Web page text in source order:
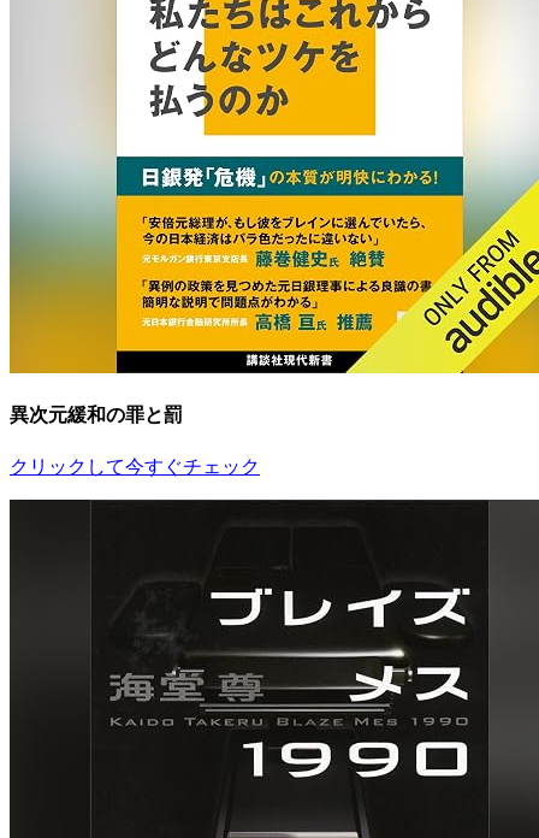
異次元緩和の罪と罰
クリックして今すぐチェック